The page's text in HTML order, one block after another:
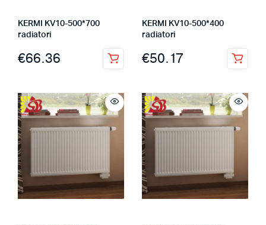
KERMI KV10-500*700
radiatori
€66.36
KERMI KV10-500*400
radiatori
€50.17